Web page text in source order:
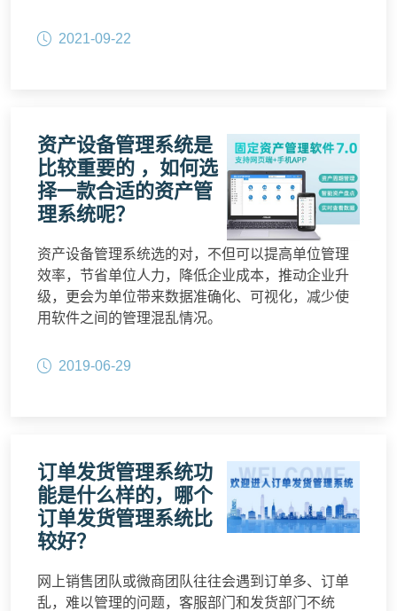
2021-09-22
资产设备管理系统是
比较重要的 ，如何选
择一款合适的资产管
理系统呢？
资产设备管理系统选的对，不但可以提高单位管理
效率，节省单位人力，降低企业成本，推动企业升
级，更会为单位带来数据准确化、可视化，减少使
用软件之间的管理混乱情况。
2019-06-29
订单发货管理系统功
能是什么样的，哪个
订单发货管理系统比
较好？
网上销售团队或微商团队往往会遇到订单多、订单
乱，难以管理的问题，客服部门和发货部门不统